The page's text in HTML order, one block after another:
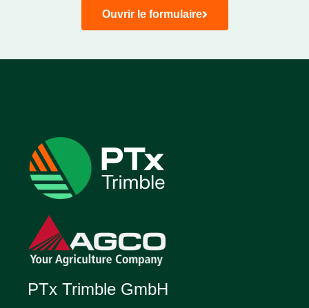
Ouvrir le formulaire
PTx Trimble GmbH